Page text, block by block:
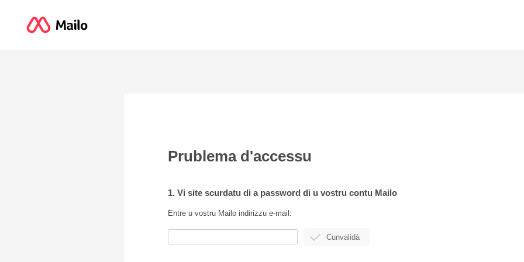
Prublema d'accessu
1. Vi site scurdatu di a password di u vostru contu Mailo
Entre u vostru Mailo indirizzu e-mail: